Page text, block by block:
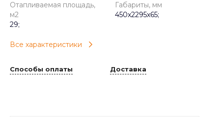
Отапливаемая площадь,
м2
29;
Габариты, мм
450x2295x65;
Все характеристики
Способы оплаты Доставка